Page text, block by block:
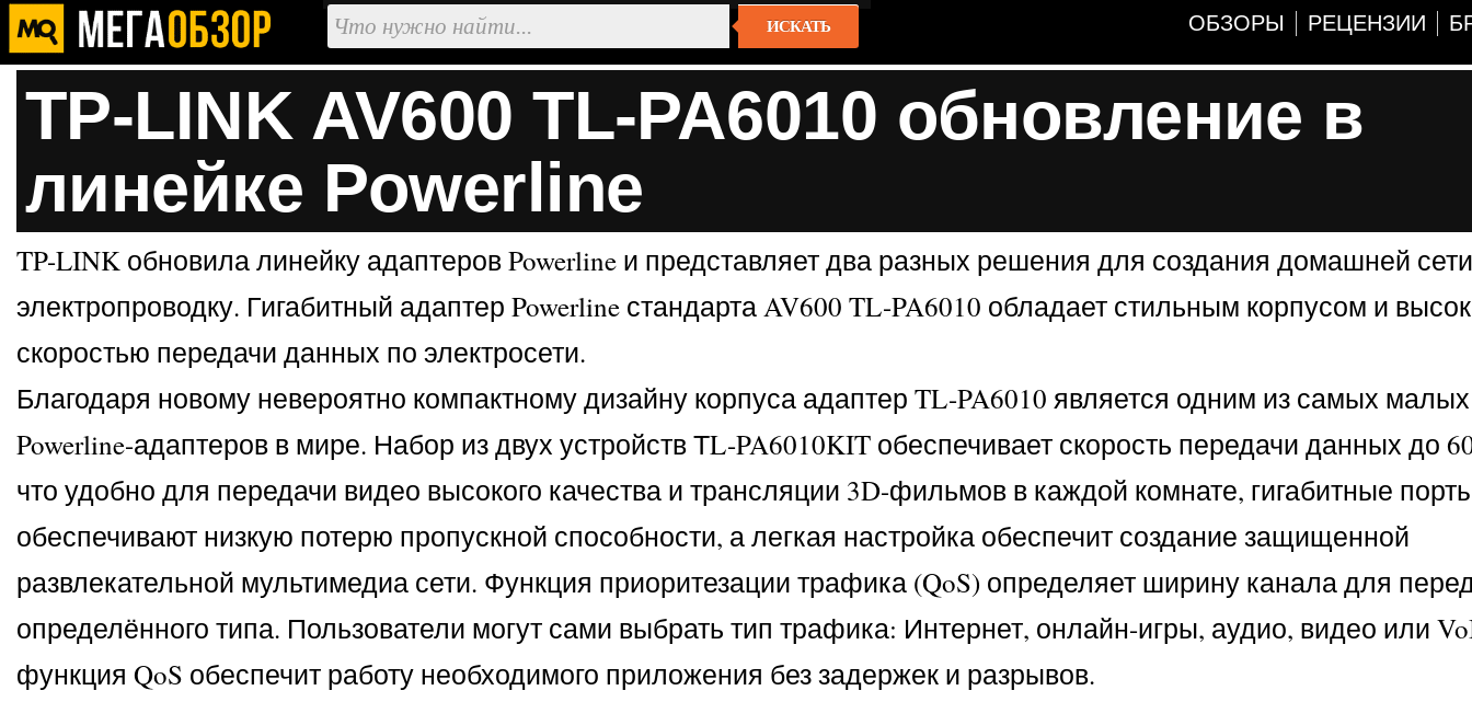
ИСКАТЬ ОБЗОРЫ РЕЦЕНЗИИ
TP-LINK AV600 TL-PA6010 обновление в
линейке Powerline
TP-LINK обновила линейку адаптеров Powerline и представляет два разных решения для создания домашней
электропроводку. Гигабитный адаптер Powerline стандарта AV600 TL-PA6010 обладает стильным корпусом и
скоростью передачи данных по электросети.
Благодаря новому невероятно компактному дизайну корпуса адаптер TL-PA6010 является одним из самых
Powerline-адаптеров в мире. Набор из двух устройств ТL-PA6010KIT обеспечивает скорость передачи данных до
что удобно для передачи видео высокого качества и трансляции 3D-фильмов в каждой комнате, гигабитные
обеспечивают низкую потерю пропускной способности, а легкая настройка обеспечит создание защищенной
развлекательной мультимедиа сети. Функция приоритезации трафика (QoS) определяет ширину канала для
определённого типа. Пользователи могут сами выбрать тип трафика: Интернет, онлайн-игры, аудио, видео или
функция QoS обеспечит работу необходимого приложения без задержек и разрывов.